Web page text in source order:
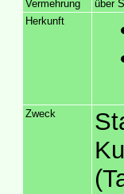
Vermehrung
über
Herkunft
Zweck